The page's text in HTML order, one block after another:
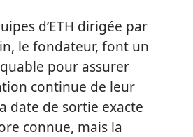
d’ETH dirigée par
le fondateur, font un
pour assurer
continue de leur
date de sortie exacte
connue, mais la